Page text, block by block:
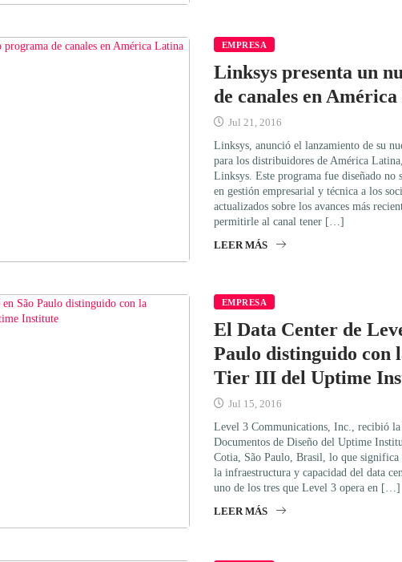
EMPRESA
Linksys presenta un
de canales en
Jul 21, 2016
Linksys, anunció el lanzamiento de su
para los distribuidores de América
Linksys. Este programa fue diseñado no
en gestión empresarial y técnica a los
actualizados sobre los avances más
permitirle al canal tener […]
LEER MÁS
EMPRESA
El Data Center de
Paulo distinguido con
Tier III del Uptime
Jul 15, 2016
Level 3 Communications, Inc., recibió
Documentos de Diseño del Uptime
Cotia, São Paulo, Brasil, lo que significa
la infraestructura y capacidad del data
uno de los tres que Level 3 opera en […]
LEER MÁS